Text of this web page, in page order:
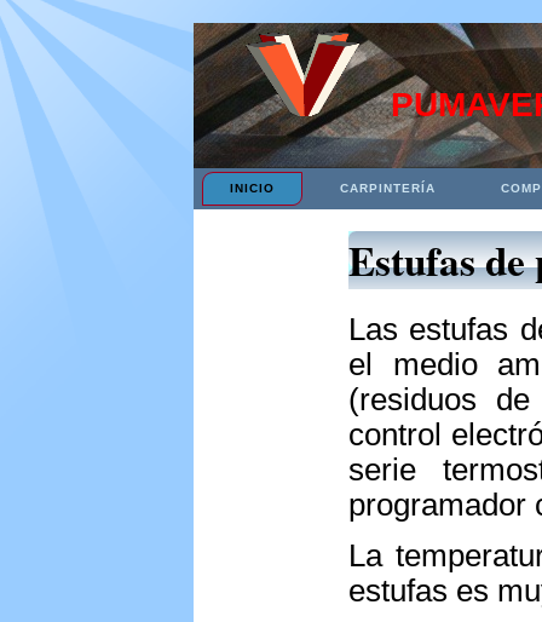
INICIO CARPINTERÍA
Estufas de
Las estufas
el medio
(residuos
control
serie
programador
La
estufas es